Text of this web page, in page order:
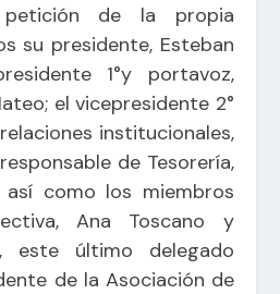
de la propia
su presidente, Esteban
1°y portavoz,
el vicepresidente 2°
institucionales,
de Tesorería,
así como los miembros
Ana Toscano y
este último delegado
de la Asociación de